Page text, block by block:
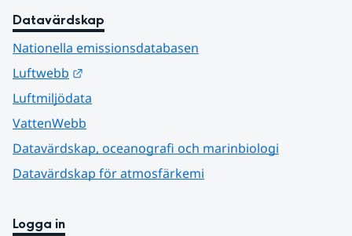
Datavärdskap
Nationella emissionsdatabasen
Luftwebb
Luftmiljödata
VattenWebb
Datavärdskap, oceanografi och marinbiologi
Datavärdskap för atmosfärkemi
Logga in